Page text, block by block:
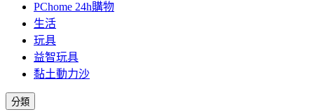
PChome 24h購物
生活
玩具
益智玩具
黏土動力沙
分類